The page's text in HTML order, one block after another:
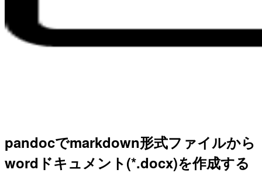
pandocでmarkdown形式ファイルから
wordドキュメント(*.docx)を作成する